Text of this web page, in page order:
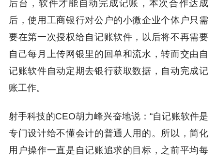
后台，软件才能自动完成记账，本次合作达成
后，使用工商银行对公户的小微企业个体户只需
要在第一次授权给自记账软件，以后将不再需要
自己每月上传网银里的回单和流水，转而交由自
记账软件自动定期去银行获取数据，自动完成记
账工作。
射手科技的CEO胡力峰兴奋地说：“自记账软件是
专门设计给不懂会计的普通人用的。所以，简化
用户操作一直是自记账追求的目标，之前平均每